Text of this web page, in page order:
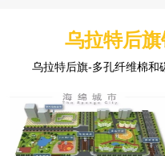
乌拉特后
乌拉特后旗-多孔纤维棉和